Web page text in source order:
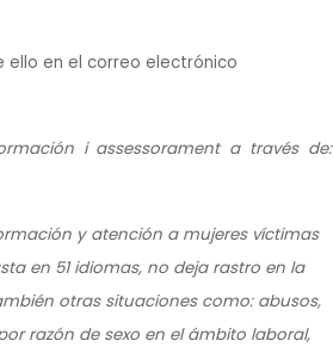
en el correo electrónico
i assessorament a través de:
y atención a mujeres víctimas
en 51 idiomas, no deja rastro en la
otras situaciones como: abusos,
razón de sexo en el ámbito laboral,